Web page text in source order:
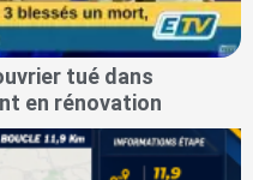
tué dans
en rénovation